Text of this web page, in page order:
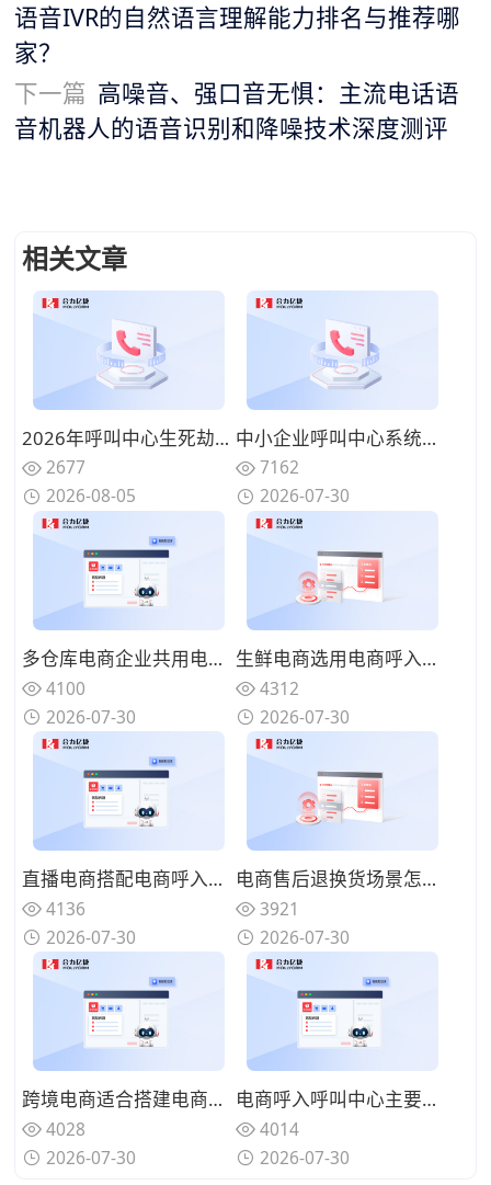
语音IVR的自然语言理解能力排名与推荐哪
家？
下一篇 高噪音、强口音无惧：主流电话语
音机器人的语音识别和降噪技术深度测评
相关文章
2026年呼叫中心生死劫：不用来电语音客服机器人的企业正在失去Z世代客户
2677
2026-08-05
中小企业呼叫中心系统选型：轻量化、低运维、快速落地的方案选择
7162
2026-07-30
多仓库电商企业共用电商呼入呼叫中心怎么做？按区域分流买家进线电话
4100
2026-07-30
生鲜电商选用电商呼入呼叫中心解决哪些痛点？高效处理配送售后进线
4312
2026-07-30
直播电商搭配电商呼入呼叫中心有什么用处？承接直播间买家进线咨询
4136
2026-07-30
电商售后退换货场景怎么用好电商呼入呼叫中心？集中处理买家售后诉求
3921
2026-07-30
跨境电商适合搭建电商呼入呼叫中心吗？适配多渠道买家进线咨询服务
4028
2026-07-30
电商呼入呼叫中心主要处理哪些业务？承接买家咨询售后进线来电
4014
2026-07-30